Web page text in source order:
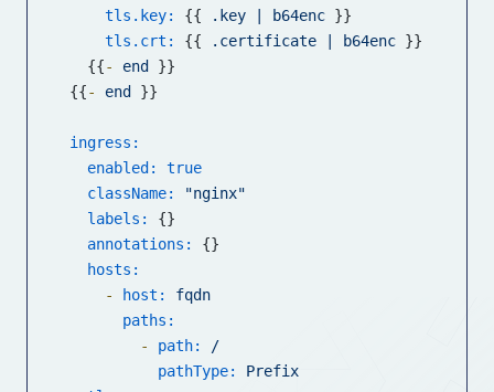
tls.key:
{{ .key b64enc }}
tls.crt:
{{ .certificate b64enc }}
  {{
- end
}}
{{- end }}
ingress:
enabled:
true
className:
"nginx"
labels:
{}
annotations:
{}
hosts:
-
host:
fqdn
paths:
-
path:
/
pathType:
Prefix